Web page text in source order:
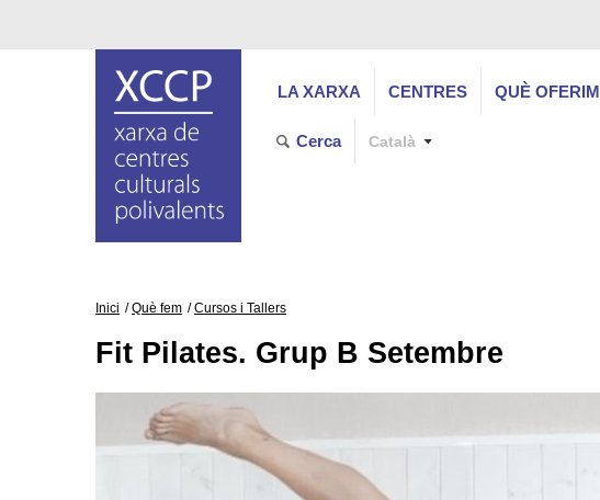
LA XARXA CENTRES QUÈ OFERIM
Cerca Català
Inici Què fem Cursos i Tallers
Fit Pilates. Grup B Setembre